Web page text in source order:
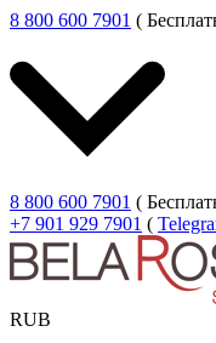
8 800 600 7901 (
8 800 600 7901 (
+7 901 929 7901 (
RUB